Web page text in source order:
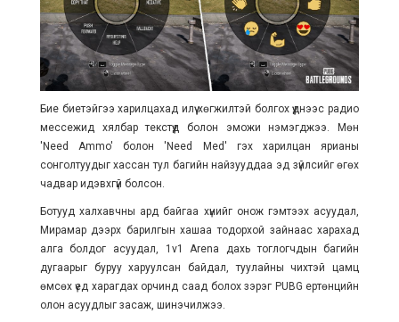
Бие биетэйгээ харилцахад илүү хөгжилтэй болгох үүднээс радио
мессежид хялбар текстүүд болон эможи нэмэгджээ. Мөн
'Need Ammo' болон 'Need Med' гэх харилцан ярианы
сонголтуудыг хассан тул багийн найзууддаа эд зүйлсийг өгөх
чадвар идэвхгүй болсон.
Ботууд халхавчны ард байгаа хүнийг онож гэмтээх асуудал,
Мирамар дээрх барилгын хашаа тодорхой зайнаас харахад
алга болдог асуудал, 1v1 Arena дахь тоглогчдын багийн
дугаарыг буруу харуулсан байдал, туулайны чихтэй цамц
өмсөх үед харагдах орчинд саад болох зэрэг PUBG ертөнцийн
олон асуудлыг засаж, шинэчилжээ.